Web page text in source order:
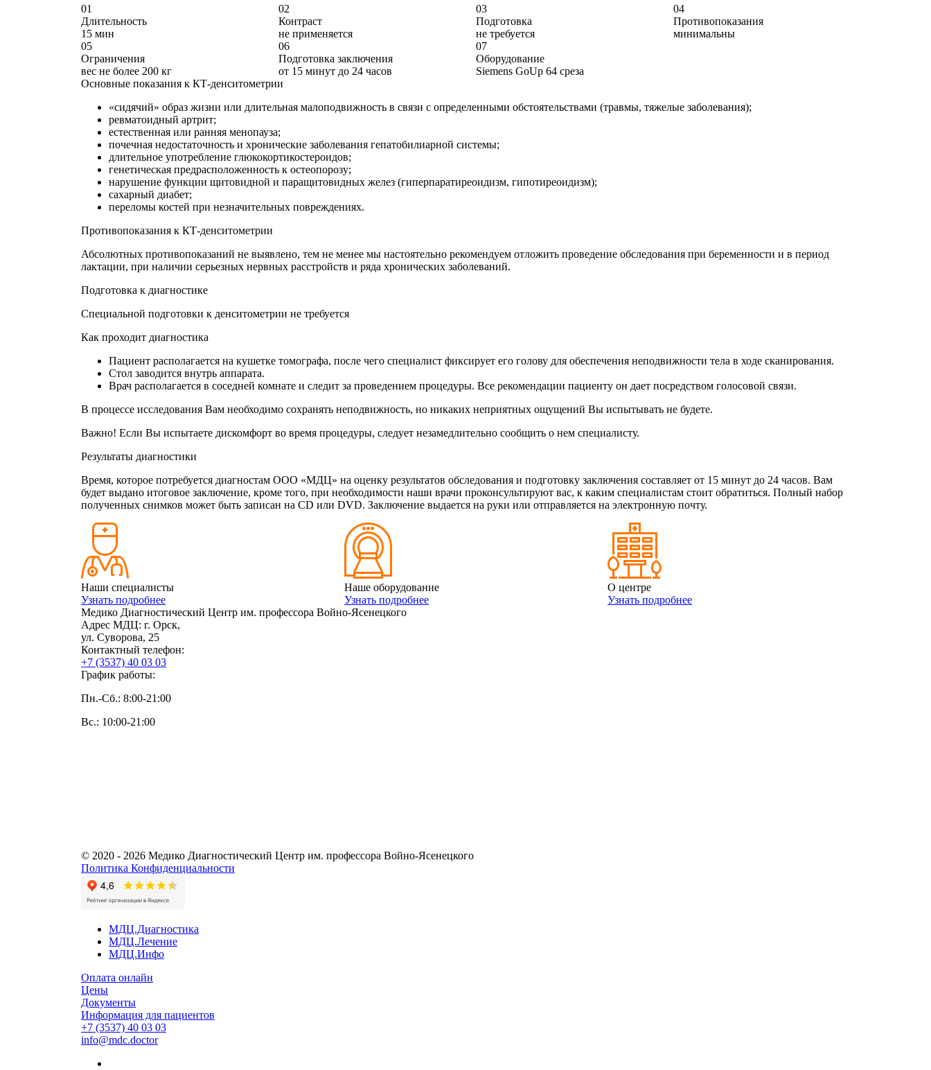
01
Длительность
15 мин
02
Контраст
не применяется
03
Подготовка
не требуется
04
Противопоказания
минимальны
05
Ограничения
вес не более 200 кг
06
Подготовка заключения
от 15 минут до 24 часов
07
Оборудование
Siemens GoUp 64 среза
Основные показания к КТ-денситометрии
«сидячий» образ жизни или длительная малоподвижность в связи с определенными обстоятельствами (травмы, тяжелые заболевания);
ревматоидный артрит;
естественная или ранняя менопауза;
почечная недостаточность и хронические заболевания гепатобилиарной системы;
длительное употребление глюкокортикостероидов;
генетическая предрасположенность к остеопорозу;
нарушение функции щитовидной и паращитовидных желез (гиперпаратиреоидизм, гипотиреоидизм);
сахарный диабет;
переломы костей при незначительных повреждениях.
Противопоказания к КТ-денситометрии
Абсолютных противопоказаний не выявлено, тем не менее мы настоятельно рекомендуем отложить проведение обследования при беременности и в период
лактации, при наличии серьезных нервных расстройств и ряда хронических заболеваний.
Подготовка к диагностике
Специальной подготовки к денситометрии не требуется
Как проходит диагностика
Пациент располагается на кушетке томографа, после чего специалист фиксирует его голову для обеспечения неподвижности тела в ходе сканирования.
Стол заводится внутрь аппарата.
Врач располагается в соседней комнате и следит за проведением процедуры. Все рекомендации пациенту он дает посредством голосовой связи.
В процессе исследования Вам необходимо сохранять неподвижность, но никаких неприятных ощущений Вы испытывать не будете.
Важно! Если Вы испытаете дискомфорт во время процедуры, следует незамедлительно сообщить о нем специалисту.
Результаты диагностики
Время, которое потребуется диагностам ООО «МДЦ» на оценку результатов обследования и подготовку заключения составляет от 15 минут до 24 часов. Вам
будет выдано итоговое заключение, кроме того, при необходимости наши врачи проконсультируют вас, к каким специалистам стоит обратиться. Полный набор
полученных снимков может быть записан на CD или DVD. Заключение выдается на руки или отправляется на электронную почту.
Наши специалисты
Узнать подробнее
Наше оборудование
Узнать подробнее
О центре
Узнать подробнее
Медико Диагностический Центр им. профессора Войно-Ясенецкого
Адрес МДЦ: г. Орск,
ул. Суворова, 25
Контактный телефон:
+7 (3537) 40 03 03
График работы:
Пн.-Сб.: 8:00-21:00
Вс.: 10:00-21:00
© 2020 - 2026 Медико Диагностический Центр им. профессора Войно-Ясенецкого
Политика Конфиденциальности
МДЦ.Диагностика
МДЦ.Лечение
МДЦ.Инфо
Оплата онлайн
Цены
Документы
Информация для пациентов
+7 (3537) 40 03 03
info@mdc.doctor